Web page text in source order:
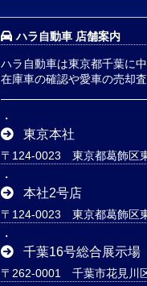
ハラ自動車 店舗案内
ハラ自動車は東京都千葉に
在庫車の確認や愛車の売却
東京本社
〒124-0023 東京都葛飾区
本社2号店
〒124-0023 東京都葛飾区
千葉16号総合展示場
〒262-0001 千葉市花見川